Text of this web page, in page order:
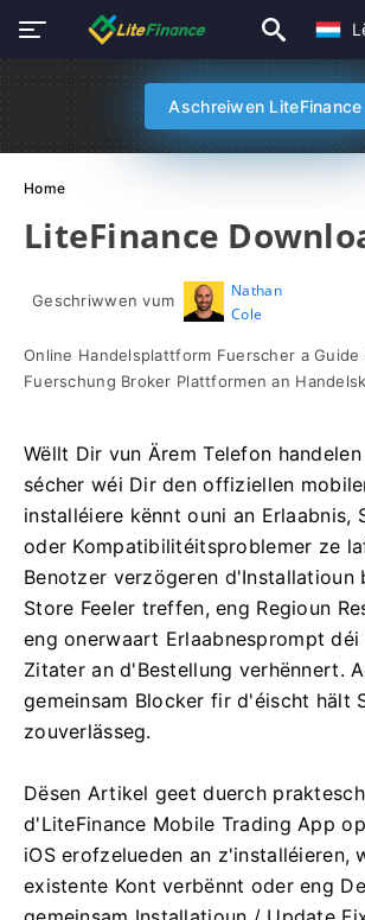
Aschreiwen LiteFinance
Home
LiteFinance
Geschriwwen vum
Nathan
Cole
Online Handelsplattform Fuerscher a
Fuerschung Broker Plattformen an
Wëllt Dir vun Ärem Telefon
sécher wéi Dir den offiziellen
installéiere kënnt ouni an Erlaabnis,
oder Kompatibilitéitsproblemer ze
Benotzer verzögeren d'Installatioun
Store Feeler treffen, eng Regioun
eng onerwaart Erlaabnesprompt déi
Zitater an d'Bestellung verhënnert.
gemeinsam Blocker fir d'éischt hält
zouverlässeg.
Dësen Artikel geet duerch
d'LiteFinance Mobile Trading App
iOS erofzelueden an z'installéieren,
existente Kont verbënnt oder eng